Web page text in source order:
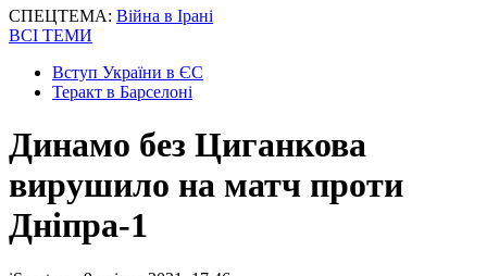
СПЕЦТЕМА: Війна в Ірані
ВСІ ТЕМИ
Вступ України в ЄС
Теракт в Барселоні
Динамо без Циганкова
вирушило на матч проти
Дніпра-1